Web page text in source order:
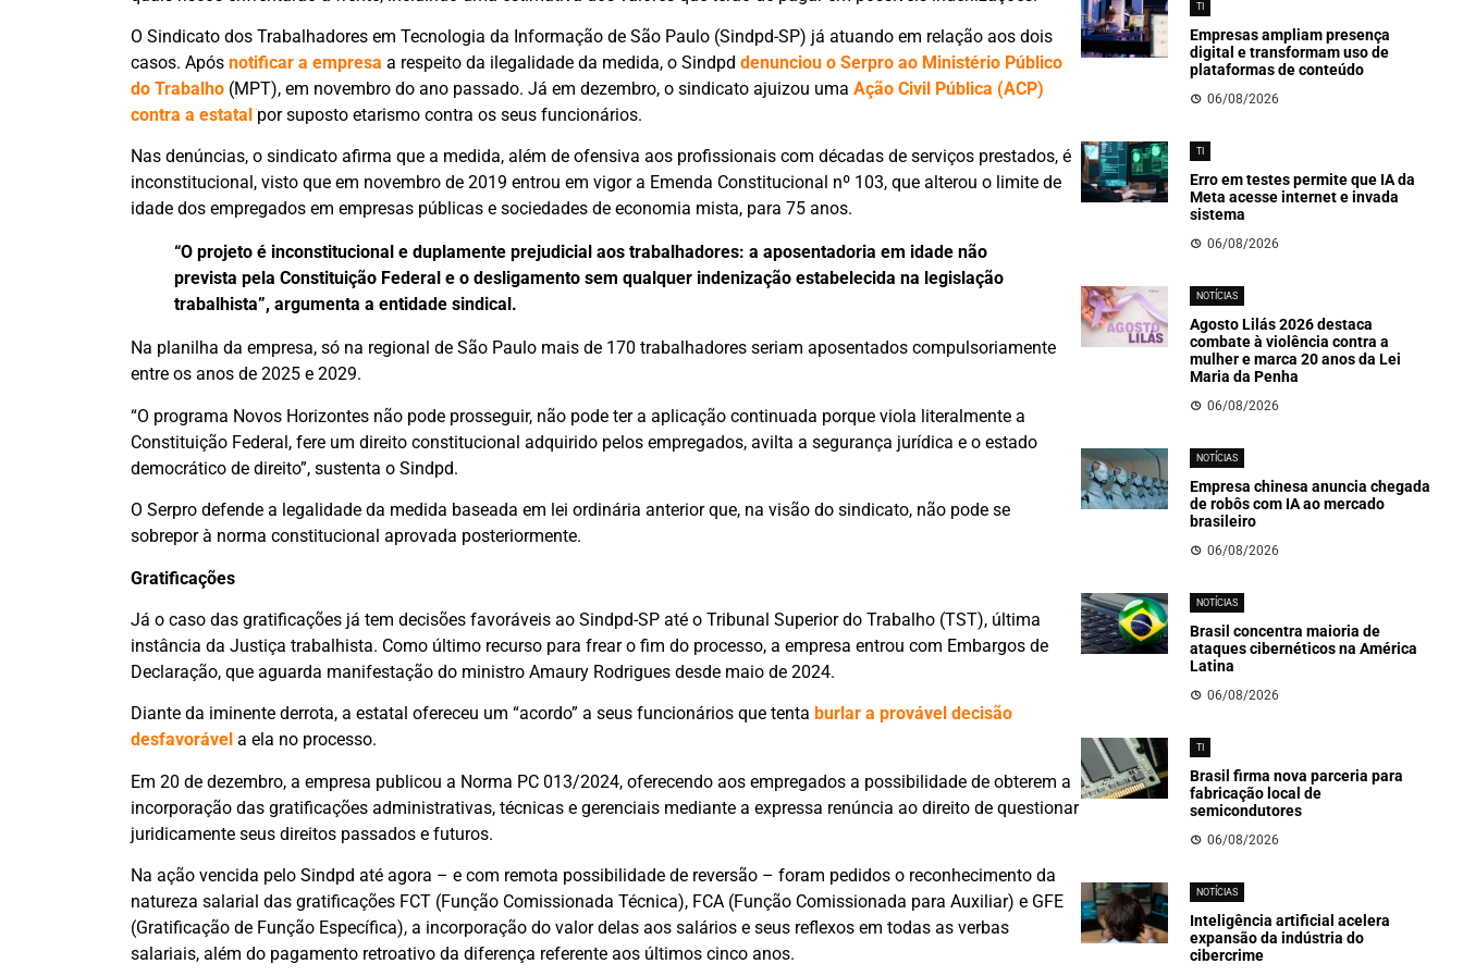
O Sindicato dos Trabalhadores em Tecnologia da Informação de São Paulo (Sindpd-SP) já atuando em relação aos dois
casos. Após notificar a empresa a respeito da ilegalidade da medida, o Sindpd denunciou o Serpro ao Ministério Público
do Trabalho(MPT), em novembro do ano passado. Já em dezembro, o sindicato ajuizou uma Ação Civil Pública (ACP)
contra a estatalpor suposto etarismo contra os seus funcionários.
Nas denúncias, o sindicato afirma que a medida, além de ofensiva aos profissionais com décadas de serviços prestados, é
inconstitucional, visto que em novembro de 2019 entrou em vigor a Emenda Constitucional nº 103, que alterou o limite de
idade dos empregados em empresas públicas e sociedades de economia mista, para 75 anos.
“O projeto é inconstitucional e duplamente prejudicial aos trabalhadores: a aposentadoria em idade não
prevista pela Constituição Federal e o desligamento sem qualquer indenização estabelecida na legislação
trabalhista”, argumenta a entidade sindical.
Na planilha da empresa, só na regional de São Paulo mais de 170 trabalhadores seriam aposentados compulsoriamente
entre os anos de 2025 e 2029.
“O programa Novos Horizontes não pode prosseguir, não pode ter a aplicação continuada porque viola literalmente a
Constituição Federal, fere um direito constitucional adquirido pelos empregados, avilta a segurança jurídica e o estado
democrático de direito”, sustenta o Sindpd.
O Serpro defende a legalidade da medida baseada em lei ordinária anterior que, na visão do sindicato, não pode se
sobrepor à norma constitucional aprovada posteriormente.
Gratificações
Já o caso das gratificações já tem decisões favoráveis ao Sindpd-SP até o Tribunal Superior do Trabalho (TST), última
instância da Justiça trabalhista. Como último recurso para frear o fim do processo, a empresa entrou com Embargos de
Declaração, que aguarda manifestação do ministro Amaury Rodrigues desde maio de 2024.
Diante da iminente derrota, a estatal ofereceu um “acordo” a seus funcionários que tenta burlar a provável decisão
desfavorável a ela no processo.
Em 20 de dezembro, a empresa publicou a Norma PC 013/2024, oferecendo aos empregados a possibilidade de obterem a
incorporação das gratificações administrativas, técnicas e gerenciais mediante a expressa renúncia ao direito de questionar
juridicamente seus direitos passados e futuros.
Na ação vencida pelo Sindpd até agora – e com remota possibilidade de reversão – foram pedidos o reconhecimento da
natureza salarial das gratificações FCT (Função Comissionada Técnica), FCA (Função Comissionada para Auxiliar) e GFE
(Gratificação de Função Específica), a incorporação do valor delas aos salários e seus reflexos em todas as verbas
salariais, além do pagamento retroativo da diferença referente aos últimos cinco anos.
TI
Empresas ampliam presença
digital e transformam uso de
plataformas de conteúdo
06/08/2026
TI
Erro em testes permite que IA da
Meta acesse internet e invada
sistema
06/08/2026
NOTÍCIAS
Agosto Lilás 2026 destaca
combate à violência contra a
mulher e marca 20 anos da Lei
Maria da Penha
06/08/2026
NOTÍCIAS
Empresa chinesa anuncia chegada
de robôs com IA ao mercado
brasileiro
06/08/2026
NOTÍCIAS
Brasil concentra maioria de
ataques cibernéticos na América
Latina
06/08/2026
TI
Brasil firma nova parceria para
fabricação local de
semicondutores
06/08/2026
NOTÍCIAS
Inteligência artificial acelera
expansão da indústria do
cibercrime